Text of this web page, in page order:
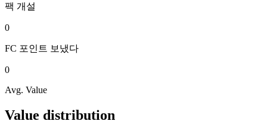
팩 개설
0
FC 포인트 보냈다
0
Avg. Value
Value distribution